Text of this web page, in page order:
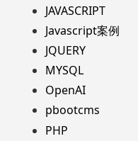
JAVASCRIPT
Javascript案例
JQUERY
MYSQL
OpenAI
pbootcms
PHP